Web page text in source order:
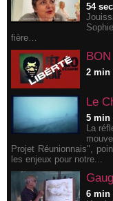
54 sec
fière…
2 min
Le
5 min
La
Projet Réunionnais",
les enjeux pour notre...
6 min